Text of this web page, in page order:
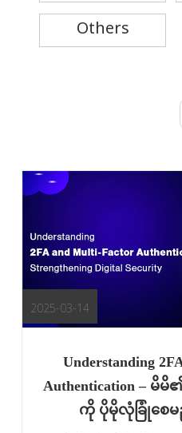
Others
2025-03-14
Understanding
Authentication – မိမိ၏
ကို ပိုမိုလုံခြုံစေမ